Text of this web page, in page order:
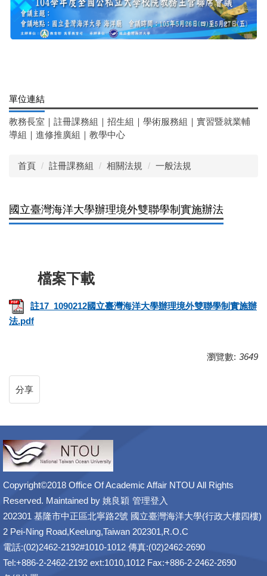
單位連結
教務長室 ｜ 註冊課務組 ｜ 招生組 ｜ 學術服務組 ｜ 實習暨就業輔
導組 ｜ 進修推廣組 ｜ 教學中心
首頁 註冊課務組 相關法規 一般法規
國立臺灣海洋大學辦理境外雙聯學制實施辦法
註17_1090212國立臺灣海洋大學辦理境外雙聯學制實施辦
法.pdf
瀏覽數: 3649
分享
Copyright©2018 Office Of Academic Affair NTOU All Rights
Reserved. Maintained by 姚良穎 管理登入
202301 基隆市中正區北寧路2號 國立臺灣海洋大學(行政大樓四樓)
2 Pei-Ning Road,Keelung,Taiwan 202301,R.O.C
電話:(02)2462-2192#1010-1012 傳真:(02)2462-2690
Tel:+886-2-2462-2192 ext:1010,1012 Fax:+886-2-2462-2690